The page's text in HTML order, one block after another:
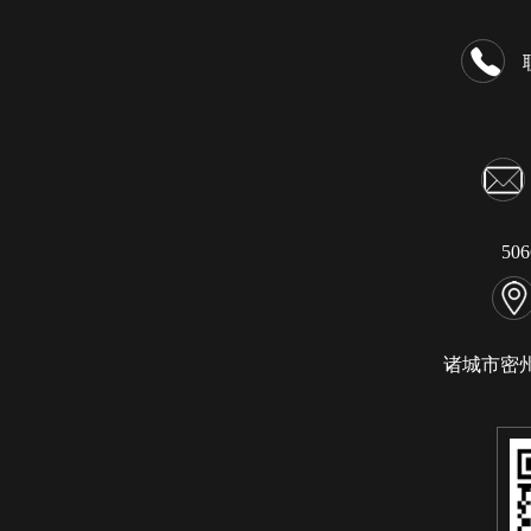
诸城市密